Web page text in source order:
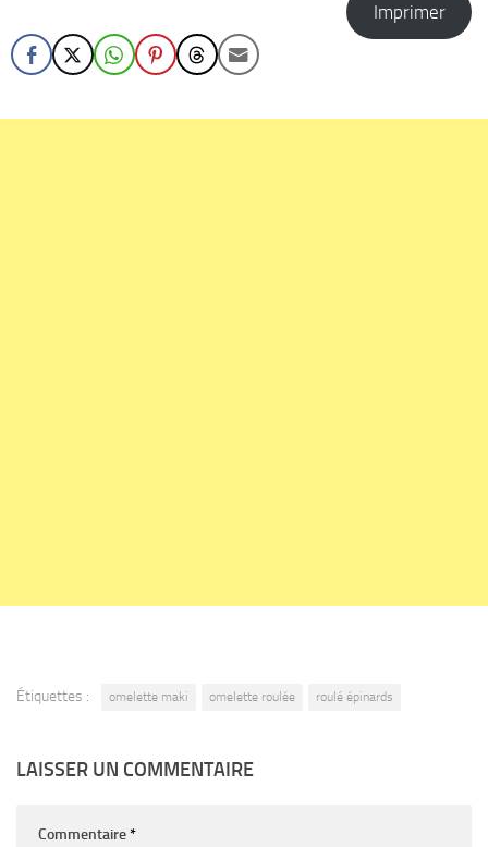
Imprimer
Étiquettes : omelette maki omelette roulée roulé épinards
LAISSER UN COMMENTAIRE
Commentaire*